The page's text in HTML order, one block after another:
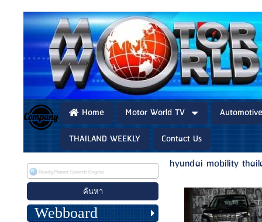
Home Motor World TV
THAILAND WEEKLY
Contact Us
Webboard
hyundai mobility